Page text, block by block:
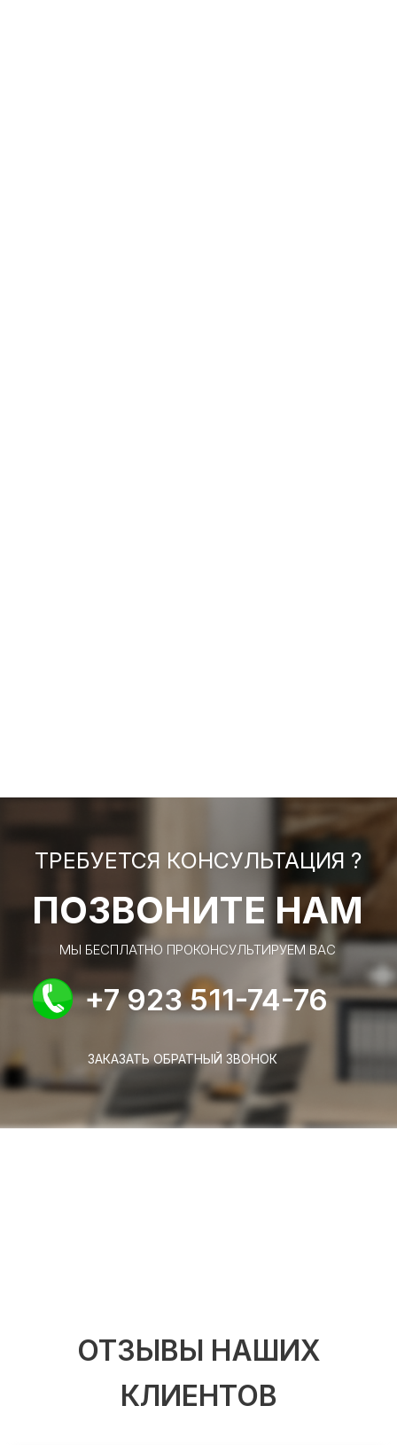
ТРЕБУЕТСЯ КОНСУЛЬТАЦИЯ ?
ПОЗВОНИТЕ НАМ
МЫ БЕСПЛАТНО ПРОКОНСУЛЬТИРУЕМ ВАС
+7 923 511-74-76
ЗАКАЗАТЬ ОБРАТНЫЙ ЗВОНОК
ОТЗЫВЫ НАШИХ
КЛИЕНТОВ